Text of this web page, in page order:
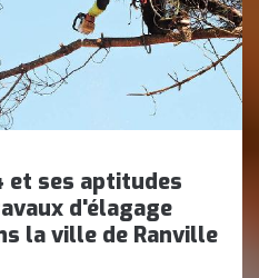
et ses aptitudes
d'élagage
la ville de Ranville